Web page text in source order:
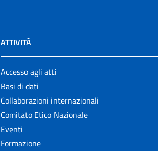
ATTIVITÀ
Accesso agli atti
Basi di dati
Collaborazioni internazionali
Comitato Etico Nazionale
Eventi
Formazione